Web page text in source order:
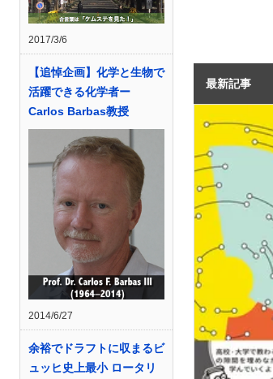
2017/3/6
【追悼企画】化学と生物で
活躍できる化学者ー
Carlos Barbas教授
2014/6/27
余裕でドラフトに収まるビ
ュッヒ史上最小 ロータリ
最新記事